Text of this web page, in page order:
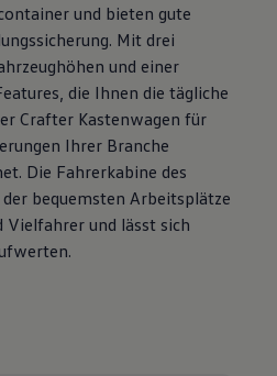
und bieten gute
Mit drei
und einer
die Ihnen die tägliche
Crafter Kastenwagen für
Ihrer Branche
Die Fahrerkabine des
bequemsten Arbeitsplätze
und lässt sich